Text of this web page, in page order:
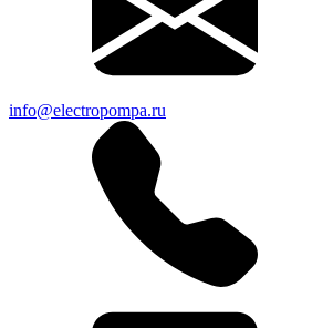
info@electropompa.ru